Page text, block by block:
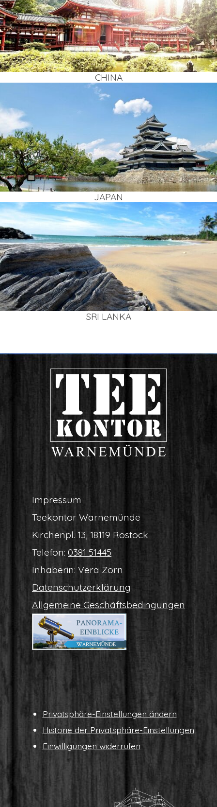
CHI­NA
JAPAN
SRI LAN­KA
Impres­sum
Tee­kon­tor Warnemünde
Kir­chen­pl. 13, 18119 Rostock
Tele­fon: 0381 51445
Inha­be­rin: Vera Zorn
Daten­schutz­er­klä­rung
All­ge­mei­ne Geschäftsbedingungen
Pri­vat­sphä­re-Ein­stel­lun­gen ändern
His­to­rie der Privatsphäre-Einstellungen
Ein­wil­li­gun­gen widerrufen